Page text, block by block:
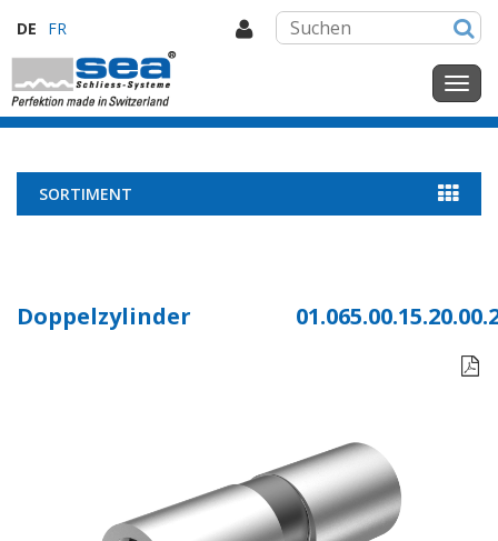
DE FR
SORTIMENT
Doppelzylinder
